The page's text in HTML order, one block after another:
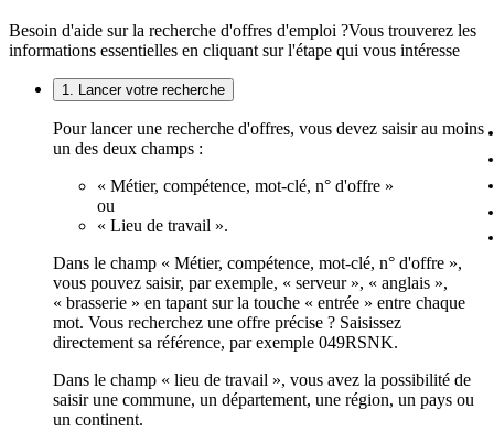
Besoin d'aide sur la recherche d'offres d'emploi ?Vous trouverez les
informations essentielles en cliquant sur l'étape qui vous intéresse
1. Lancer votre recherche
Pour lancer une recherche d'offres, vous devez saisir au moins
un des deux champs :
« Métier, compétence, mot-clé, n° d'offre »
ou
« Lieu de travail ».
Dans le champ « Métier, compétence, mot-clé, n° d'offre »,
vous pouvez saisir, par exemple, « serveur », « anglais »,
« brasserie » en tapant sur la touche « entrée » entre chaque
mot. Vous recherchez une offre précise ? Saisissez
directement sa référence, par exemple 049RSNK.
Dans le champ « lieu de travail », vous avez la possibilité de
saisir une commune, un département, une région, un pays ou
un continent.